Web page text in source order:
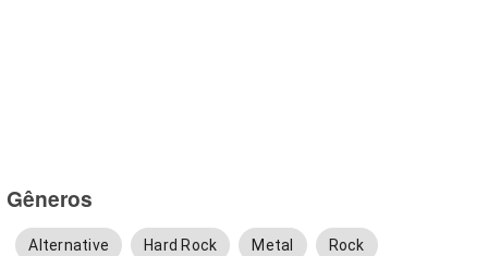
Gêneros
Alternative Hard Rock Metal Rock